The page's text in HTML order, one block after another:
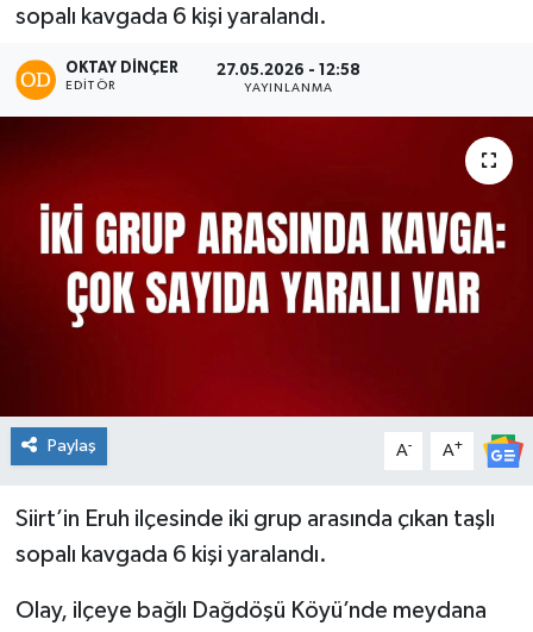
sopalı kavgada 6 kişi yaralandı.
OKTAY DİNÇER
EDITÖR
27.05.2026 - 12:58
YAYINLANMA
Paylaş A- A+
Siirt’in Eruh ilçesinde iki grup arasında çıkan taşlı
sopalı kavgada 6 kişi yaralandı.
Olay, ilçeye bağlı Dağdöşü Köyü’nde meydana
Haber Arşivi